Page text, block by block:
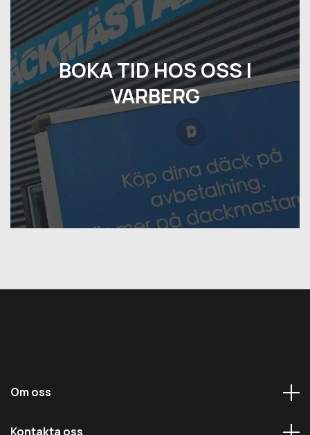
BOKA TID HOS OSS I
VARBERG
Om oss
Kontakta oss